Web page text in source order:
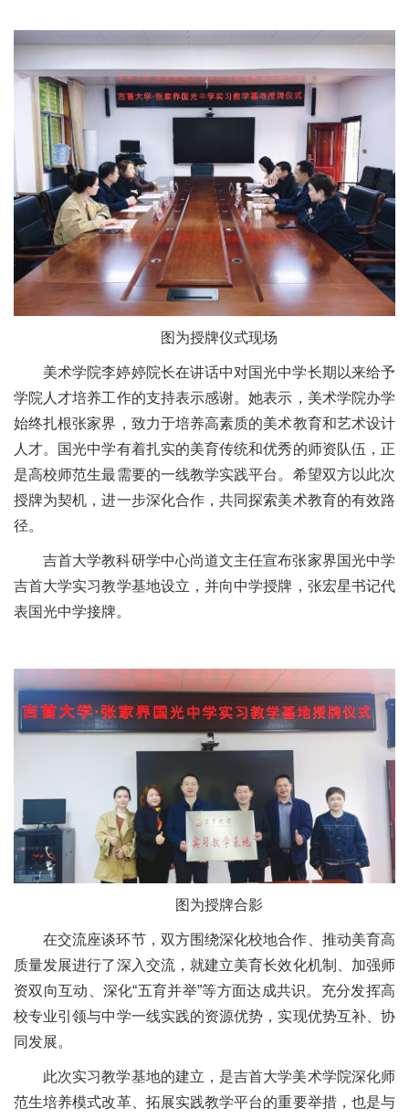
图为授牌仪式现场
美术学院李婷婷院长在讲话中对国光中学长期以来给予
学院人才培养工作的支持表示感谢。她表示，美术学院办学
始终扎根张家界，致力于培养高素质的美术教育和艺术设计
人才。国光中学有着扎实的美育传统和优秀的师资队伍，正
是高校师范生最需要的一线教学实践平台。希望双方以此次
授牌为契机，进一步深化合作，共同探索美术教育的有效路
径。
吉首大学教科研学中心尚道文主任宣布张家界国光中学
吉首大学实习教学基地设立，并向中学授牌，张宏星书记代
表国光中学接牌。
图为授牌合影
在交流座谈环节，双方围绕深化校地合作、推动美育高
质量发展进行了深入交流，就建立美育长效化机制、加强师
资双向互动、深化“五育并举”等方面达成共识。充分发挥高
校专业引领与中学一线实践的资源优势，实现优势互补、协
同发展。
此次实习教学基地的建立，是吉首大学美术学院深化师
范生培养模式改革、拓展实践教学平台的重要举措，也是与